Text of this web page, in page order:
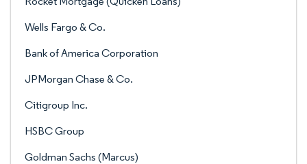
Wells Fargo & Co.
Bank of America Corporation
JPMorgan Chase & Co.
Citigroup Inc.
HSBC Group
Goldman Sachs (Marcus)